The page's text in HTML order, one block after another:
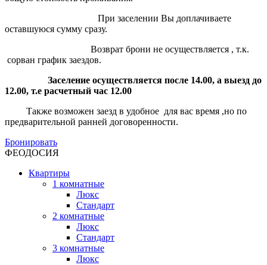
При заселении Вы доплачиваете
оставшуюся сумму сразу.
Возврат брони не осуществляется , т.к.
сорван график заездов.
Заселение осуществляется после 14.00, а выезд до
12.00, т.е расчетный час 12.00
Также возможен заезд в удобное для вас время ,но по
предварительной ранней договоренности.
Бронировать
ФЕОДОСИЯ
Квартиры
1 комнатные
Люкс
Стандарт
2 комнатные
Люкс
Стандарт
3 комнатные
Люкс